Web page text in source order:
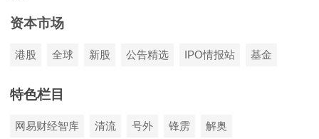
资本市场
港股 全球 新股 公告精选 IPO情报站 基金
特色栏目
网易财经智库 清流 号外 锋雳 解奥